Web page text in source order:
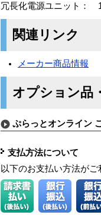
冗長化電源ユニット：
関連リンク
メーカー商品情報
オプション品
ぷらっとオンライン
支払方法について
以下のお支払い方法がご